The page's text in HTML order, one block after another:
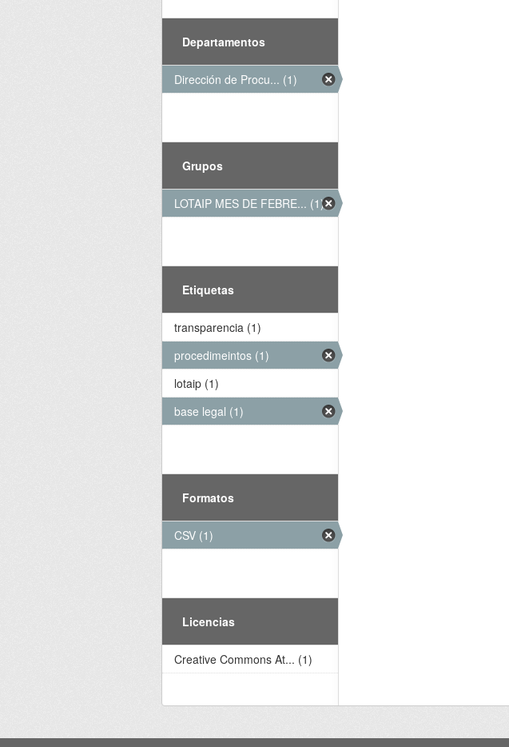
Departamentos
Dirección de Procu... (1)
Grupos
LOTAIP MES DE FEBRE... (1)
Etiquetas
transparencia (1)
procedimeintos (1)
lotaip (1)
base legal (1)
Formatos
CSV (1)
Licencias
Creative Commons At... (1)